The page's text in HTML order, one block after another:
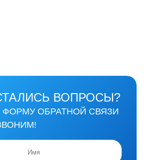
ВОПРОСЫ?
ФОРМУ ОБРАТНОЙ СВЯЗИ